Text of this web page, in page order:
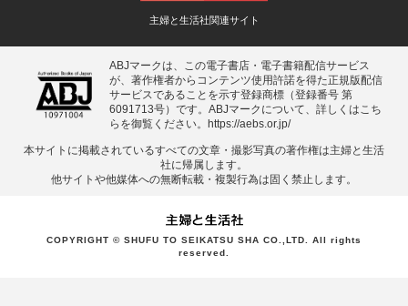
主婦と生活社関連サイト
ABJマークは、この電子書店・電子書籍配信サービス
が、著作権者からコンテンツ使用許諾を得た正規版配信
サービスであることを示す登録商標（登録番号 第
6091713号）です。ABJマークについて、詳しくはこち
らを御覧ください。
https://aebs.or.jp/
本サイトに掲載されているすべての⽂章・撮影写真の著作権は主婦と⽣活
社に帰属します。
他サイトや他媒体への無断転載・複製⾏為は固く禁⽌します。
COPYRIGHT © SHUFU TO SEIKATSU SHA CO.,LTD. All rights
reserved.